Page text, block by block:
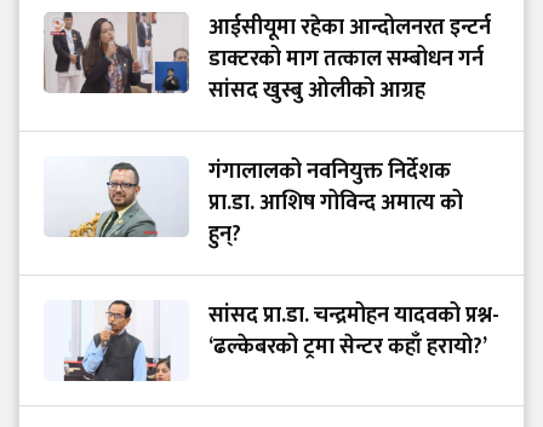
आईसीयूमा रहेका आन्दोलनरत इन्टर्न
डाक्टरको माग तत्काल सम्बोधन गर्न
सांसद खुस्बु ओलीको आग्रह
गंगालालको नवनियुक्त निर्देशक
प्रा.डा. आशिष गोविन्द अमात्य को
हुन्?
सांसद प्रा.डा. चन्द्रमोहन यादवको प्रश्न-
‘ढल्केबरको ट्रमा सेन्टर कहाँ हरायो?’